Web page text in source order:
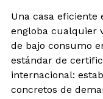
Una casa
engloba cualquier
de bajo consumo
estándar de
internacional:
concretos de